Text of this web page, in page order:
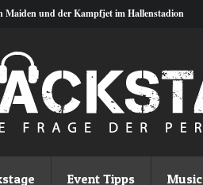
Maiden und der Kampfjet im Hallenstadion
Event Tipps Music